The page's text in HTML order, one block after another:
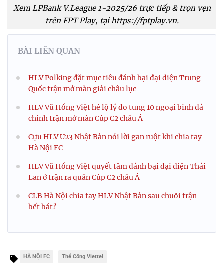
Xem LPBank V.League 1-2025/26 trực tiếp & trọn vẹn
trên FPT Play, tại https://fptplay.vn.
BÀI LIÊN QUAN
HLV Polking đặt mục tiêu đánh bại đại diện Trung
Quốc trận mở màn giải châu lục
HLV Vũ Hồng Việt hé lộ lý do tung 10 ngoại binh đá
chính trận mở màn Cúp C2 châu Á
Cựu HLV U23 Nhật Bản nói lời gan ruột khi chia tay
Hà Nội FC
HLV Vũ Hồng Việt quyết tâm đánh bại đại diện Thái
Lan ở trận ra quân Cúp C2 châu Á
CLB Hà Nội chia tay HLV Nhật Bản sau chuỗi trận
bết bát?
HÀ NỘI FC Thể Công Viettel